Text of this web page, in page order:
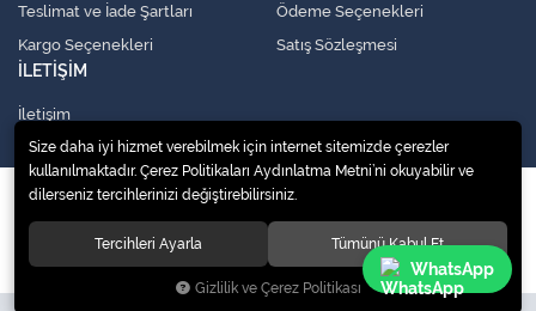
WhatsApp
Teslimat ve İade Şartları
Kargo Seçenekleri
Ödeme Seçenekleri
Satış Sözleşmesi
İLETİŞİM
İletişim
© 2020Küresel Soğutma Sistemleri Yedek Parça San. Ve Tic. Ltd. Şti.
Size daha iyi hizmet verebilmek için internet sitemizde çerezler
kullanılmaktadır. Çerez Politikaları Aydınlatma Metni’ni okuyabilir ve
dilerseniz tercihlerinizi değiştirebilirsiniz.
Tercihleri Ayarla Tümünü Kabul Et
Gizlilik ve Çerez Politikası